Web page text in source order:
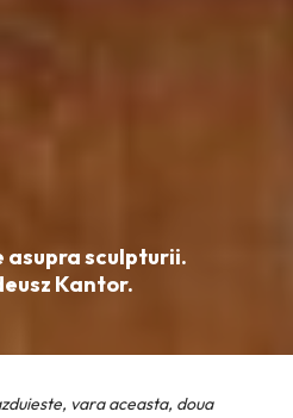
sculpturii.
Kantor.
vara aceasta, doua